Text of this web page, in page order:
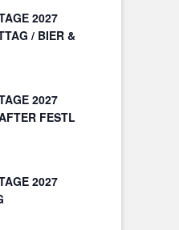
2027
/ BIER &
2027
FESTL
2027